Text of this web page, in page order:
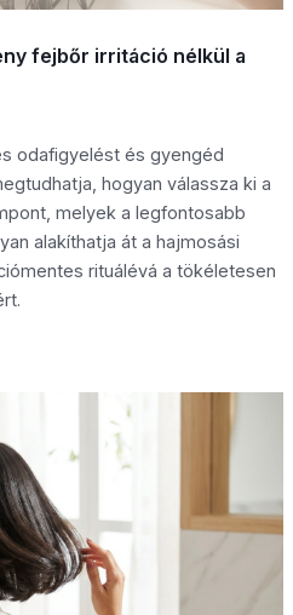
fejbőr irritáció nélkül a
odafigyelést és gyengéd
hogyan válassza ki a
melyek a legfontosabb
alakíthatja át a hajmosási
rituálévá a tökéletesen